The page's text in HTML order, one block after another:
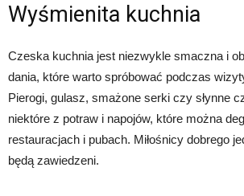
Wyśmienita kuchnia
Czeska kuchnia jest niezwykle smaczna i
dania, które warto spróbować podczas
Pierogi, gulasz, smażone serki czy słynne
niektóre z potraw i napojów, które można
restauracjach i pubach. Miłośnicy dobrego
będą zawiedzeni.